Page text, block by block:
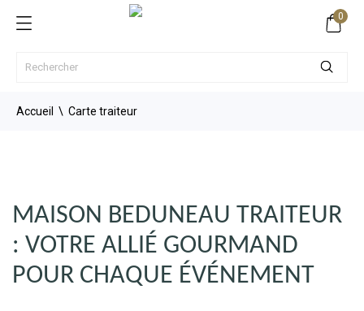
0
Accueil Carte traiteur
MAISON BEDUNEAU TRAITEUR
: VOTRE ALLIÉ GOURMAND
POUR CHAQUE ÉVÉNEMENT